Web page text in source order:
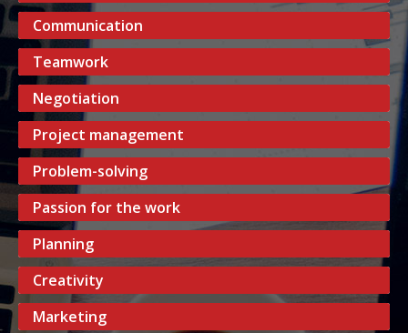
Communication
Teamwork
Negotiation
Project management
Problem-solving
Passion for the work
Planning
Creativity
Marketing